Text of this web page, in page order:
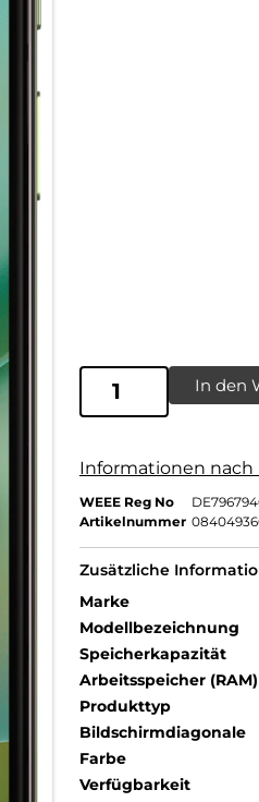
In den
Informationen nach
WEEE Reg No
Artikelnummer
Zusätzliche
Marke
Modellbezeichnung
Speicherkapazität
Arbeitsspeicher (RAM)
Produkttyp
Bildschirmdiagonale
Farbe
Verfügbarkeit